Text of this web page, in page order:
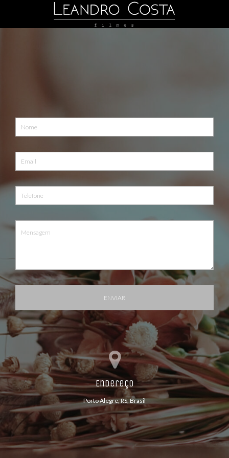
ENVIAR
Endereço
Porto Alegre, RS, Brasil